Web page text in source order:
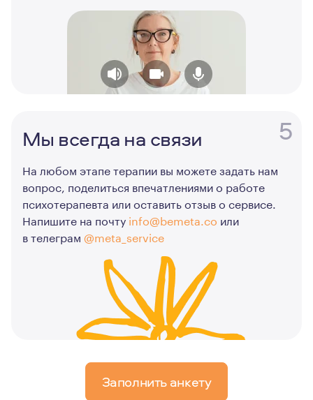
5
Мы всегда на связи
На любом этапе терапии вы можете задать нам
вопрос, поделиться впечатлениями о работе
психотерапевта или оставить отзыв о сервисе.
Напишите на почту info@bemeta.co или
в телеграм @meta_service
Заполнить анкету